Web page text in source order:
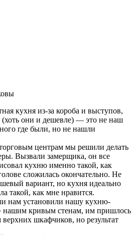
кухня из-за короба и выступов,
(хоть они и дешевле) — это не наш
где были, но не нашли
центрам мы решили делать
Вызвали замерщика, он все
кухню именно такой, как
сложилась окончательно. Не
вариант, но кухня идеально
такой, как мне нравится.
нам установили нашу кухню-
нашим кривым стенам, им пришлось
шкафчиков, но результат